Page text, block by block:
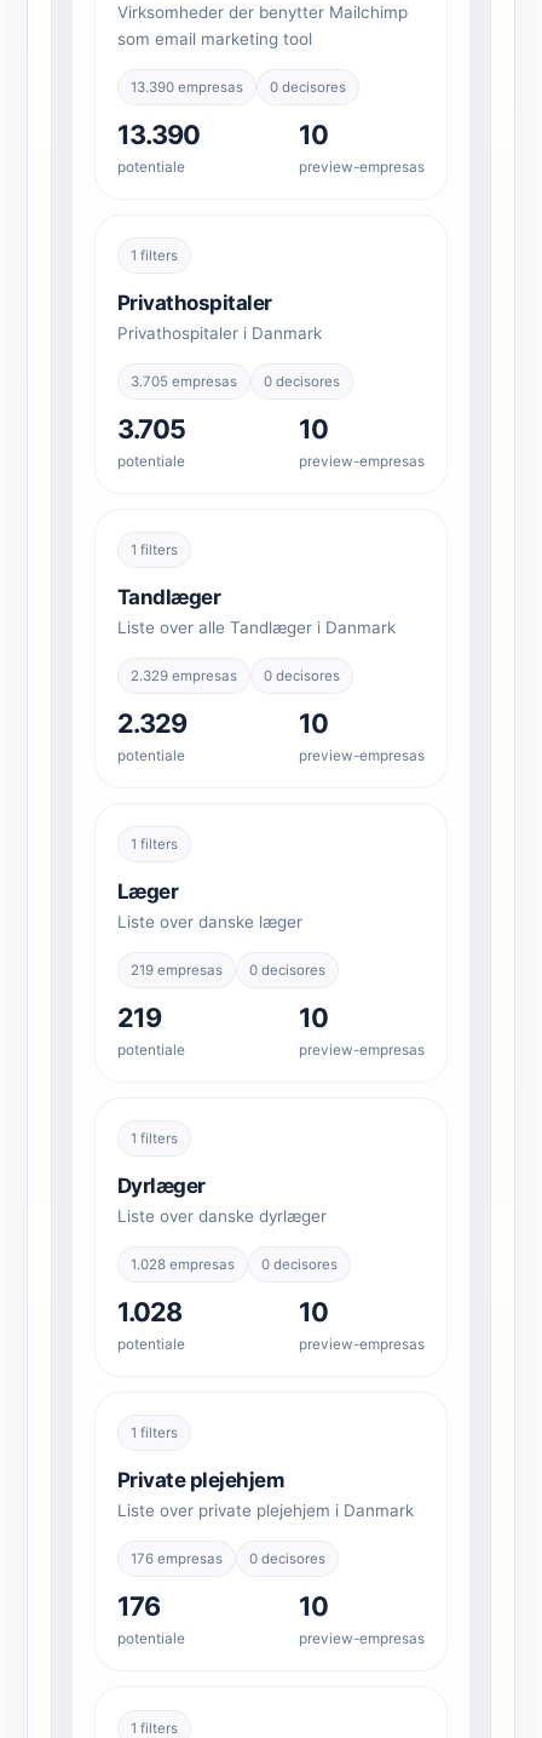
Virksomheder der benytter Mailchimp
som email marketing tool
13.390 empresas 0 decisores
13.390
potentiale
10
preview-empresas
1 filters
Privathospitaler
Privathospitaler i Danmark
3.705 empresas 0 decisores
3.705
potentiale
10
preview-empresas
1 filters
Tandlæger
Liste over alle Tandlæger i Danmark
2.329 empresas 0 decisores
2.329
potentiale
10
preview-empresas
1 filters
Læger
Liste over danske læger
219 empresas 0 decisores
219
potentiale
10
preview-empresas
1 filters
Dyrlæger
Liste over danske dyrlæger
1.028 empresas 0 decisores
1.028
potentiale
10
preview-empresas
1 filters
Private plejehjem
Liste over private plejehjem i Danmark
176 empresas 0 decisores
176
potentiale
10
preview-empresas
1 filters